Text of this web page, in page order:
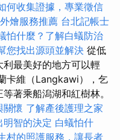
何收集證據，專業徵信
燴服務推薦 台北記帳士
怕什麼？了解白蟻防治
您找出源頭並解決 從低
最美好的地方可以輕
卡維（Langkawi），乞
著乘船潟湖和紅樹林。
關懷 了解產後護理之家
明智的決定 白蟻怕什
村的照護服務，讓長者